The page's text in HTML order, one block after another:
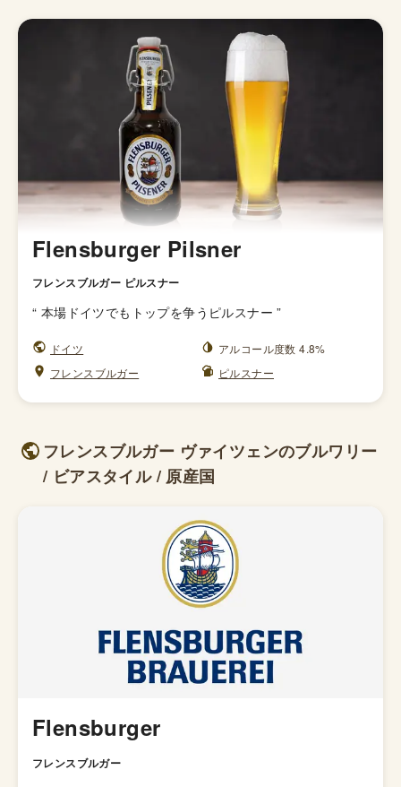
Flensburger Pilsner
フレンスブルガー ピルスナー
“ 本場ドイツでもトップを争うピルスナー ”
ドイツ
アルコール度数 4.8%
フレンスブルガー
ピルスナー
フレンスブルガー ヴァイツェンのブルワリー
/ ビアスタイル / 原産国
Flensburger
フレンスブルガー